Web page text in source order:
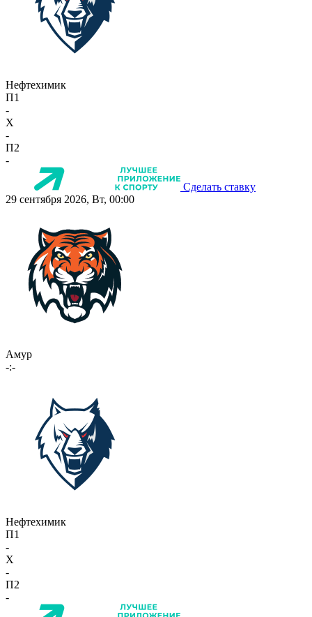
Нефтехимик
П1
-
X
-
П2
-
Сделать ставку
29 сентября 2026, Вт, 00:00
Амур
-:-
Нефтехимик
П1
-
X
-
П2
-